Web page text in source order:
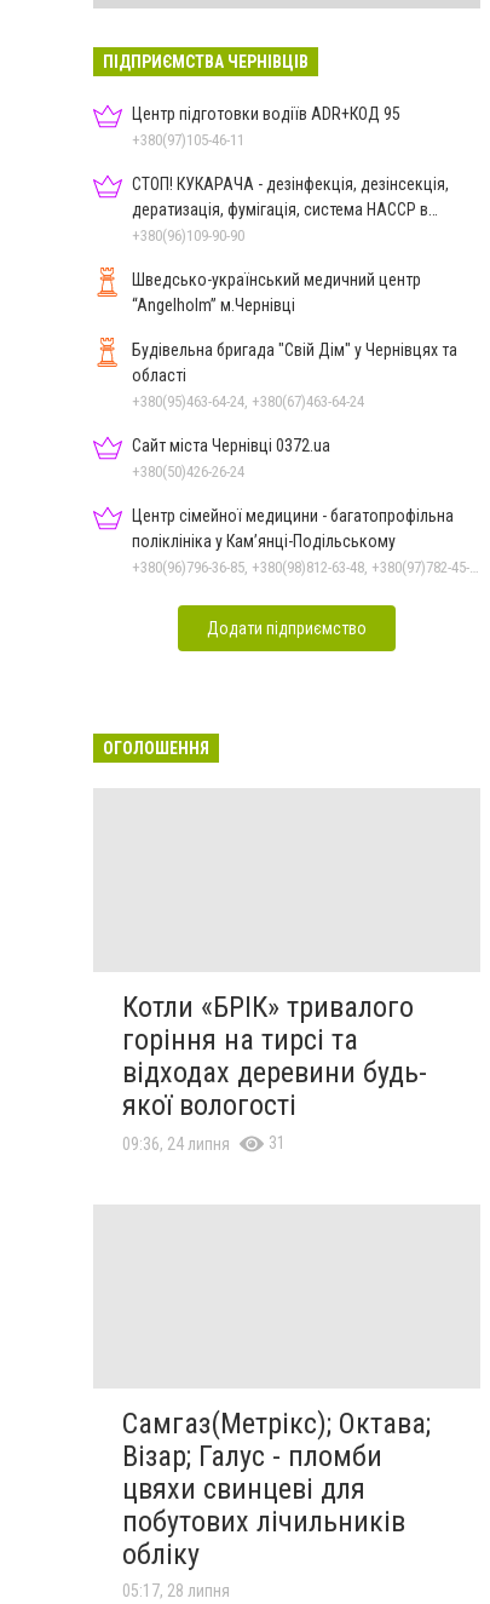
ПІДПРИЄМСТВА ЧЕРНІВЦІВ
Центр підготовки водіїв ADR+КОД 95
+380(97)105-46-11
СТОП! КУКАРАЧА - дезінфекція, дезінсекція,
дератизація, фумігація, система HACCP в
Чернівцях
+380(96)109-90-90
Шведсько-український медичний центр
“Angelholm” м.Чернівці
Будівельна бригада "Свій Дім" у Чернівцях та
області
+380(95)463-64-24, +380(67)463-64-24
Сайт міста Чернівці 0372.ua
+380(50)426-26-24
Центр сімейної медицини - багатопрофільна
поліклініка у Кам’янці-Подільському
Додати підприємство
ОГОЛОШЕННЯ
Котли «БРІК» тривалого
горіння на тирсі та
відходах деревини будь-
якої вологості
09:36, 24 липня 31
Самгаз(Метрікс); Октава;
Візар; Галус - пломби
цвяхи свинцеві для
побутових лічильників
обліку
05:17, 28 липня